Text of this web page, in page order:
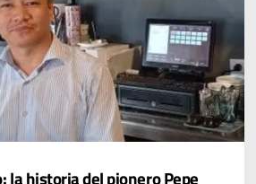
la historia del pionero Pepe